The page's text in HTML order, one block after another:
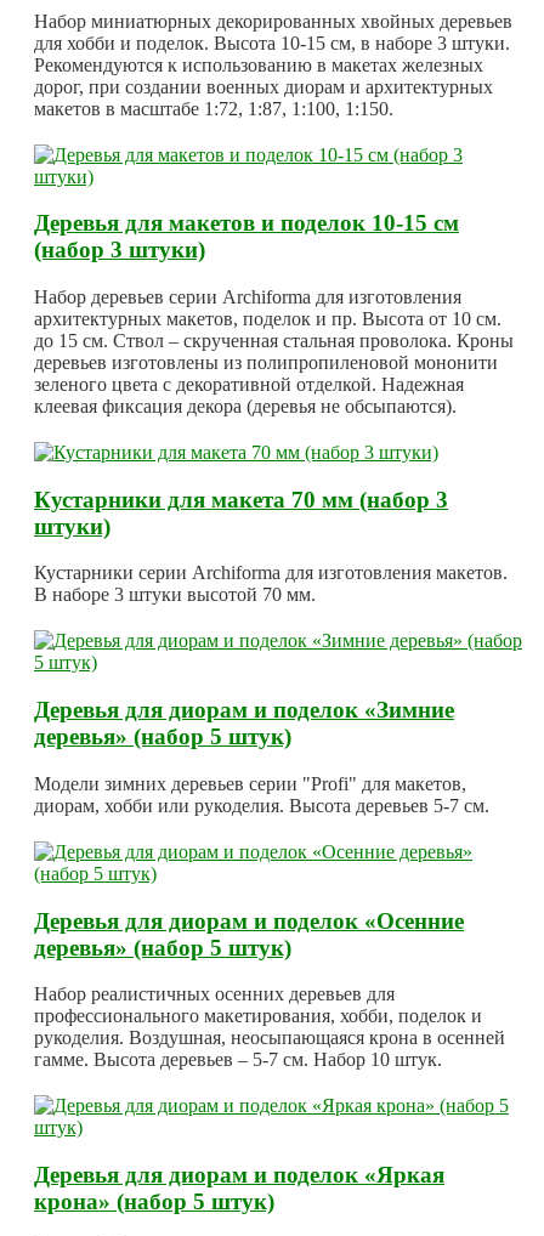
Набор миниатюрных декорированных хвойных деревьев
для хобби и поделок. Высота 10-15 см, в наборе 3 штуки.
Рекомендуются к использованию в макетах железных
дорог, при создании военных диорам и архитектурных
макетов в масштабе 1:72, 1:87, 1:100, 1:150.
Деревья для макетов и поделок 10-15 см
(набор 3 штуки)
Набор деревьев серии Archiforma для изготовления
архитектурных макетов, поделок и пр. Высота от 10 см.
до 15 см. Ствол – скрученная стальная проволока. Кроны
деревьев изготовлены из полипропиленовой мононити
зеленого цвета с декоративной отделкой. Надежная
клеевая фиксация декора (деревья не обсыпаются).
Кустарники для макета 70 мм (набор 3
штуки)
Кустарники серии Archiforma для изготовления макетов.
В наборе 3 штуки высотой 70 мм.
Деревья для диорам и поделок «Зимние
деревья» (набор 5 штук)
Модели зимних деревьев серии "Profi" для макетов,
диорам, хобби или рукоделия. Высота деревьев 5-7 см.
Деревья для диорам и поделок «Осенние
деревья» (набор 5 штук)
Набор реалистичных осенних деревьев для
профессионального макетирования, хобби, поделок и
рукоделия. Воздушная, неосыпающаяся крона в осенней
гамме. Высота деревьев – 5-7 см. Набор 10 штук.
Деревья для диорам и поделок «Яркая
крона» (набор 5 штук)